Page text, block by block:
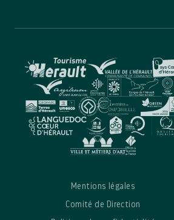
Mentions légales
Comité de Direction